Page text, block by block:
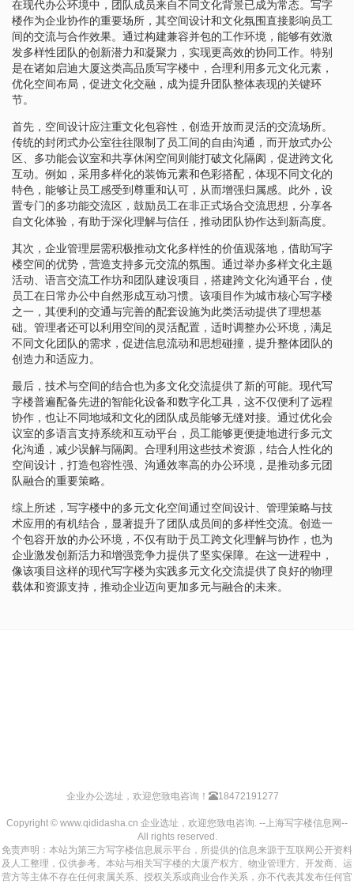
在现代办公环境中，团队成员来自不同文化背景已成为常态。写字
楼作为企业协作的重要场所，其空间设计和文化氛围直接影响员工
间的交流与合作效果。通过构建兼容并包的工作环境，能够有效激
发多样性团队的创新潜力和凝聚力，实现更高效的协同工作。特别
是在诸如启迪大厦这类高品质写字楼中，合理利用多元文化元素，
优化空间布局，促进文化交融，成为提升团队整体表现的关键环
节。
首先，空间设计应注重文化包容性，创造开放而灵活的交流场所。
传统的封闭式办公室往往限制了员工间的自由沟通，而开放式办公
区、多功能会议室和共享休闲空间则能打破文化隔阂，促进跨文化
互动。例如，采用多样化的装饰元素和色彩搭配，体现不同文化的
特色，能够让员工感受到尊重和认可，从而增强归属感。此外，设
置专门的多功能交流区，鼓励员工在非正式场合交流思想，分享各
自文化体验，有助于深化理解与信任，推动团队协作达到新高度。
其次，企业管理层需积极推动文化多样性的价值观落地，借助写字
楼空间的优势，营造支持多元交流的氛围。通过举办多样文化主题
活动、语言交流工作坊和团队建设项目，搭建跨文化沟通平台，使
员工在日常办公中自然形成互动习惯。该项目作为城市核心写字楼
之一，其便利的交通与完善的配套设施为此类活动提供了理想基
础。管理者还可以利用空间的灵活配置，适时调整办公环境，满足
不同文化团队的需求，促进信息流动和思想碰撞，提升整体团队的
创造力和适应力。
最后，技术与空间的结合也为多文化交流提供了新的可能。现代写
字楼普遍配备先进的智能化设备和数字化工具，这不仅便利了远程
协作，也让不同地域和文化的团队成员能够无缝对接。通过优化会
议室的多语言支持系统和互动平台，员工能够更便捷地进行多元文
化沟通，减少误解与隔阂。合理利用这些技术资源，结合人性化的
空间设计，打造包容性强、沟通效率高的办公环境，是推动多元团
队融合的重要策略。
综上所述，写字楼中的多元文化空间通过空间设计、管理策略与技
术应用的有机结合，显著提升了团队成员间的多样性交流。创造一
个包容开放的办公环境，不仅有助于员工跨文化理解与协作，也为
企业激发创新活力和增强竞争力提供了坚实保障。在这一进程中，
像该项目这样的现代写字楼为实践多元文化交流提供了良好的物理
载体和资源支持，推动企业迈向更加多元与融合的未来。
企业办公选址，欢迎您致电咨询！ 18472191277
Copyright © www.qididasha.cn 企业选址，欢迎您致电咨询. --上海写字楼信息网--
All rights reserved.
免责声明：本站为第三方写字楼信息展示平台，所提供的信息来源于互联网公开资料
及人工整理，仅供参考。本站与相关写字楼的大厦产权方、物业管理方、开发商、运
营方等主体不存在任何隶属关系、授权关系或商业合作关系，亦不代表其发布任何官